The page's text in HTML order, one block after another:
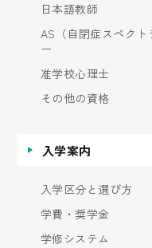
日本語教師
AS（自閉症スペクト
ー
准学校心理士
その他の資格
入学案内
入学区分と選び方
学費・奨学金
学修システム